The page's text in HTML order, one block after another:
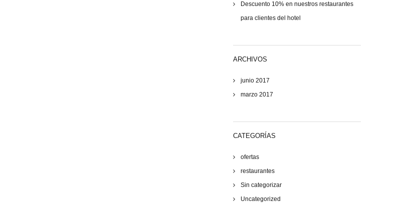
Descuento 10% en nuestros restaurantes
para clientes del hotel
ARCHIVOS
junio 2017
marzo 2017
CATEGORÍAS
ofertas
restaurantes
Sin categorizar
Uncategorized